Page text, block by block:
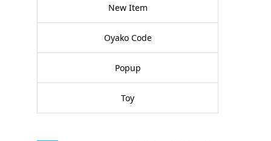
New Item
Oyako Code
Popup
Toy